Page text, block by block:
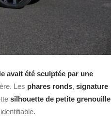
avait été sculptée par une
Les phares ronds, signature
silhouette de petite grenouille